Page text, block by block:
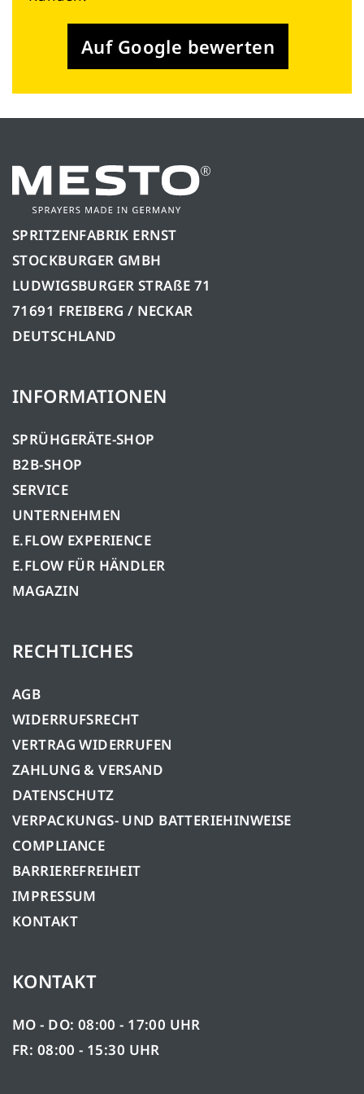
Auf Google bewerten
SPRITZENFABRIK ERNST
STOCKBURGER GMBH
LUDWIGSBURGER STRAßE 71
71691 FREIBERG / NECKAR
DEUTSCHLAND
INFORMATIONEN
SPRÜHGERÄTE-SHOP
B2B-SHOP
SERVICE
UNTERNEHMEN
E.FLOW EXPERIENCE
E.FLOW FÜR HÄNDLER
MAGAZIN
RECHTLICHES
AGB
WIDERRUFSRECHT
VERTRAG WIDERRUFEN
ZAHLUNG & VERSAND
DATENSCHUTZ
VERPACKUNGS- UND BATTERIEHINWEISE
COMPLIANCE
BARRIEREFREIHEIT
IMPRESSUM
KONTAKT
KONTAKT
MO - DO: 08:00 - 17:00 UHR
FR: 08:00 - 15:30 UHR